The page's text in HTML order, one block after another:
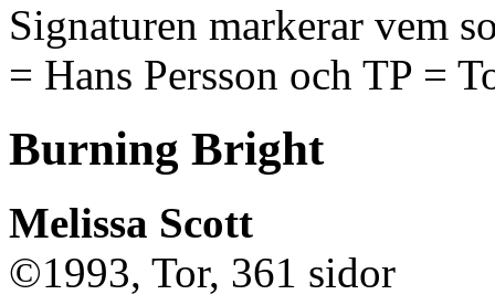
Signaturen markerar vem
= Hans Persson och TP =
Burning Bright
Melissa Scott
©1993, Tor, 361 sidor